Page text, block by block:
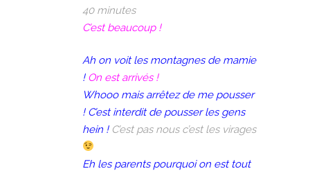
40 minutes
C’est beaucoup !
Ah on voit les montagnes de mamie
! On est arrivés !
Whooo mais arrêtez de me pousser
! C’est interdit de pousser les gens
hein !C’est pas nous c’est les virages
Eh les parents pourquoi on est tout